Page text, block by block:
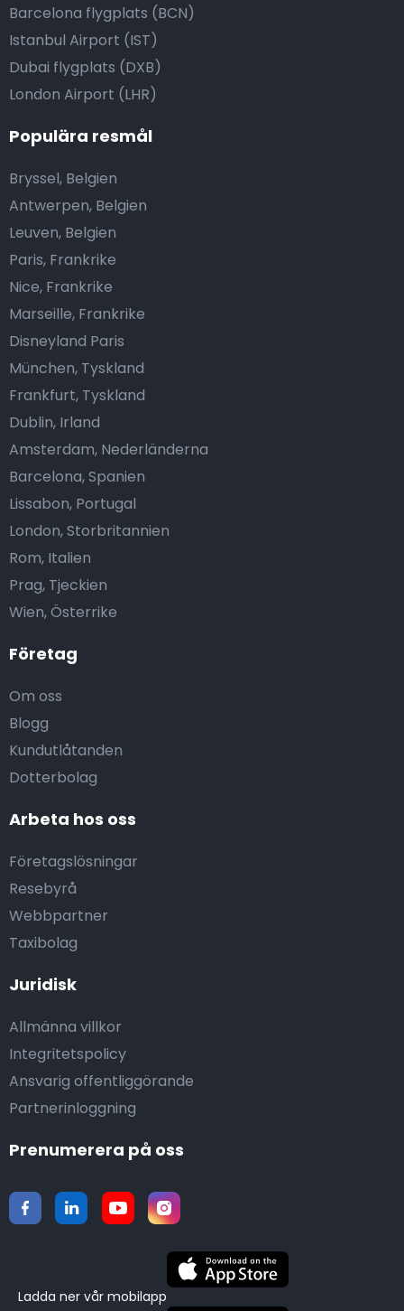
Företag
Om oss
Blogg
Kundutlåtanden
Dotterbolag
Arbeta hos oss
Företagslösningar
Resebyrå
Webbpartner
Taxibolag
Juridisk
Allmänna villkor
Integritetspolicy
Ansvarig offentliggörande
Partnerinloggning
Barcelona flygplats (BCN)
Istanbul Airport (IST)
Dubai flygplats (DXB)
London Airport (LHR)
Populära resmål
Bryssel, Belgien
Antwerpen, Belgien
Leuven, Belgien
Paris, Frankrike
Nice, Frankrike
Marseille, Frankrike
Disneyland Paris
München, Tyskland
Frankfurt, Tyskland
Dublin, Irland
Amsterdam, Nederländerna
Barcelona, Spanien
Lissabon, Portugal
London, Storbritannien
Rom, Italien
Prag, Tjeckien
Wien, Österrike
Prenumerera på oss
Ladda ner vår mobilapp